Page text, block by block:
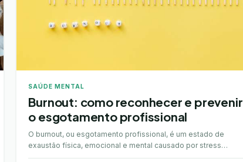
SAÚDE MENTAL
Burnout: como reconhecer e prevenir
o esgotamento profissional
O burnout, ou esgotamento profissional, é um estado de
exaustão física, emocional e mental causado por stress
excessivo e prolongado. Este fenómeno não é m…